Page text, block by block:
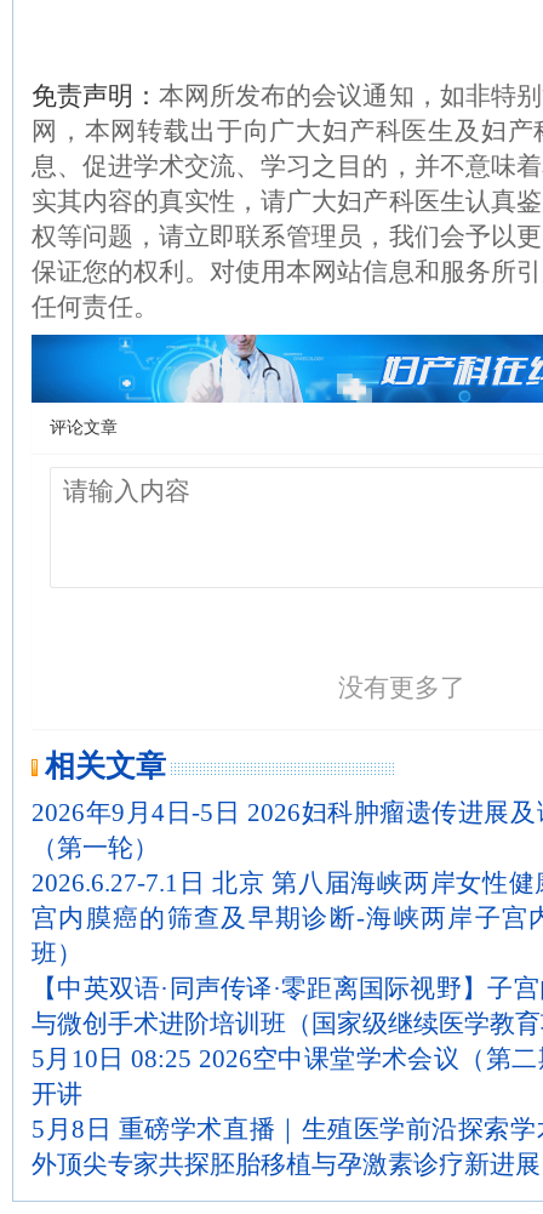
免责声明：本网所发布的会议通知，如非特
网，本网转载出于向广大妇产科医生及妇
息、促进学术交流、学习之目的，并不意味
实其内容的真实性，请广大妇产科医生认真
权等问题，请立即联系管理员，我们会予以
保证您的权利。对使用本网站信息和服务所
任何责任。
评论文章
没有更多了
相关文章
2026年9月4日-5日 2026妇科肿瘤遗传进展
（第一轮）
2026.6.27-7.1日 北京 第八届海峡两岸女性
宫内膜癌的筛查及早期诊断-海峡两岸子宫
班）
【中英双语·同声传译·零距离国际视野】子
与微创手术进阶培训班（国家级继续医学教
5月10日 08:25 2026空中课堂学术会议（第
开讲
5月8日 重磅学术直播｜生殖医学前沿探索
外顶尖专家共探胚胎移植与孕激素诊疗新进展